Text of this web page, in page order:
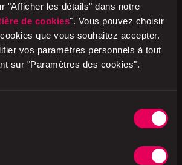
"Afficher les détails" dans notre
de cookies". Vous pouvez choisir
que vous souhaitez accepter.
vos paramètres personnels à tout
sur "Paramètres des cookies".
de avec et k kiosk en
des stocks disponibles.